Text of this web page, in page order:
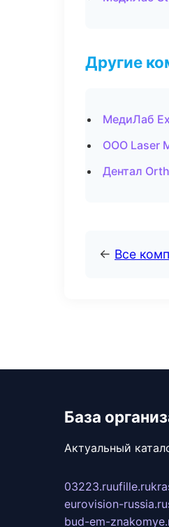
Другие
МедиЛаб
ООО Laser
Дентал
← Все
База
Актуальный
03223.ruufille.ru
eurovision-russia.ru
bud-em-